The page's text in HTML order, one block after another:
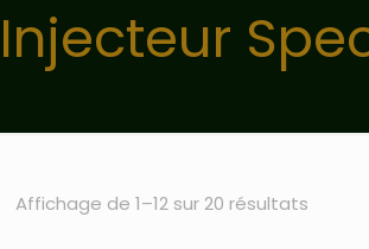
Injecteur
Affichage de 1–12 sur 20 résultats